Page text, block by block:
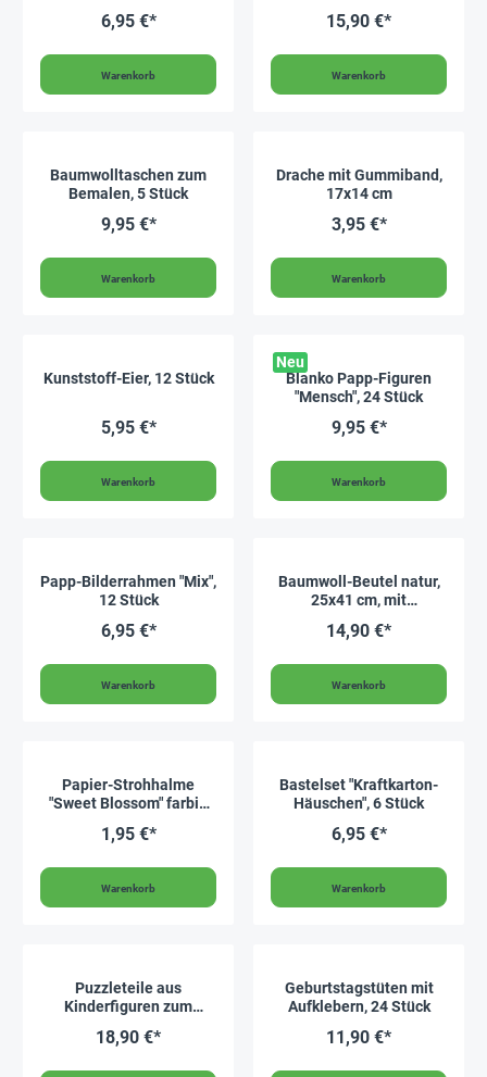
6,95 €*
Warenkorb
15,90 €*
Warenkorb
Baumwolltaschen zum
Bemalen, 5 Stück
9,95 €*
Warenkorb
Drache mit Gummiband,
17x14 cm
3,95 €*
Warenkorb
Kunststoff-Eier, 12 Stück
5,95 €*
Warenkorb
Neu
Blanko Papp-Figuren
"Mensch", 24 Stück
9,95 €*
Warenkorb
Papp-Bilderrahmen "Mix",
12 Stück
6,95 €*
Warenkorb
Baumwoll-Beutel natur,
25x41 cm, mit
14,90 €*
Warenkorb
Papier-Strohhalme
"Sweet Blossom" farbig
1,95 €*
Warenkorb
Bastelset "Kraftkarton-
Häuschen", 6 Stück
6,95 €*
Warenkorb
Puzzleteile aus
Kinderfiguren zum
Stück
18,90 €*
Geburtstagstüten mit
Aufklebern, 24 Stück
11,90 €*